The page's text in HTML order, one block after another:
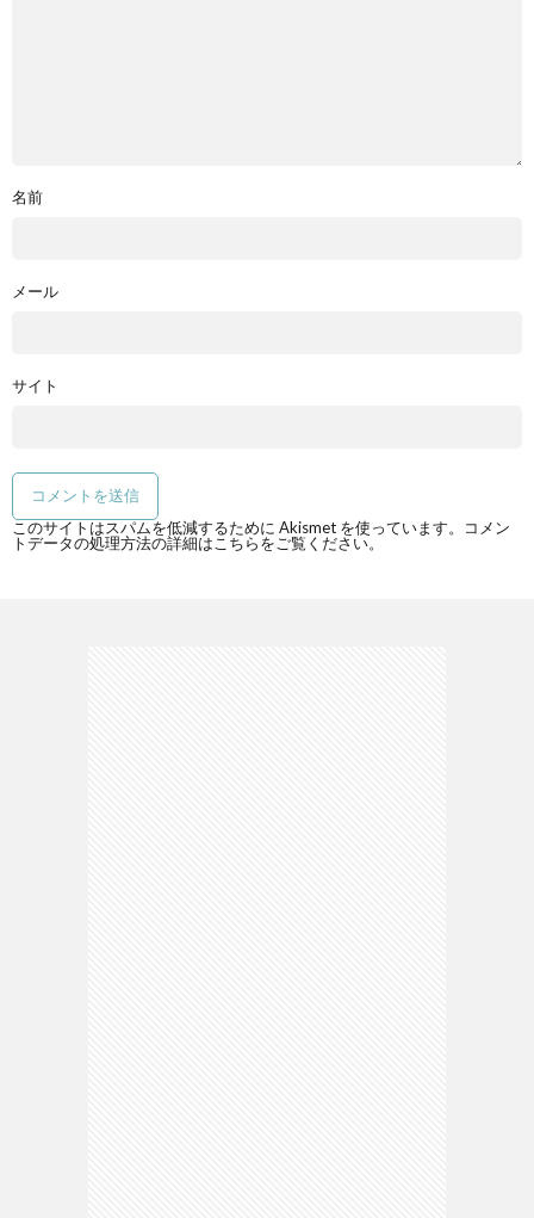
名前
メール
サイト
このサイトはスパムを低減するために Akismet を使っています。
コメン
トデータの処理方法の詳細はこちらをご覧ください。